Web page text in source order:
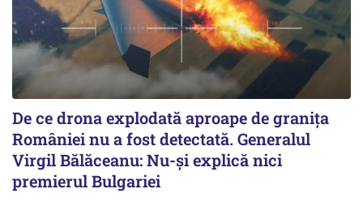
De ce drona explodată aproape de granița
României nu a fost detectată. Generalul
Virgil Bălăceanu: Nu-și explică nici
premierul Bulgariei